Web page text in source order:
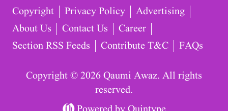
Copyright Privacy Policy
Advertising
About Us
Contact Us
Career
Section RSS Feeds
Contribute T&C FAQs
Copyright © 2026 Qaumi Awaz. All rights
reserved.